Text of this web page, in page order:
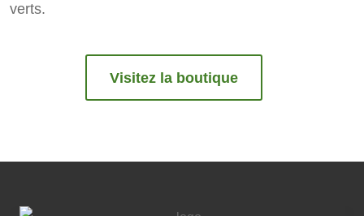
verts.
Visitez la boutique